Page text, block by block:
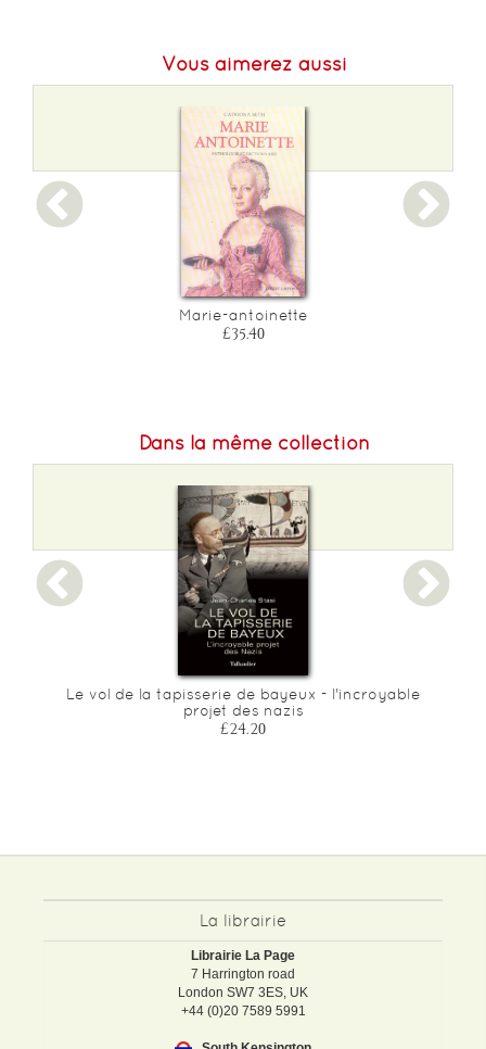
Vous aimerez aussi
Marie-antoinette
£35.40
Dans la même collection
Le vol de la tapisserie de bayeux - l'incroyable
projet des nazis
£24.20
La librairie
Librairie La Page
7 Harrington road
London SW7 3ES, UK
+44 (0)20 7589 5991